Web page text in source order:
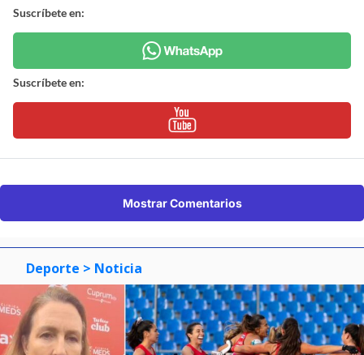
Suscríbete en:
Suscríbete en:
Mostrar Comentarios
Deporte > Noticia